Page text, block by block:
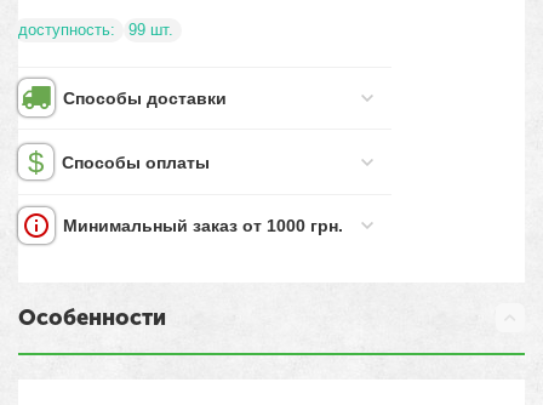
доступность: 99 шт.
Способы доставки
Способы оплаты
Минимальный заказ от 1000 грн.
Особенности